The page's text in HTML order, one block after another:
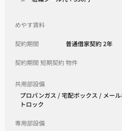
めやす賃料
契約期間 普通借家契約 2年
契約期間 短期契約 物件
共用部設備
プロパンガス / 宅配ボックス / メー
トロック
専用部設備